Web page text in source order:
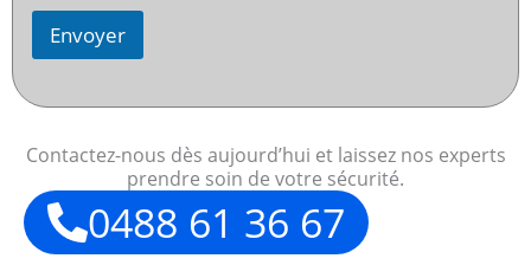
Envoyer
Contactez-nous dès aujourd’hui et laissez nos experts
prendre soin de votre sécurité.
0488 61 36 67